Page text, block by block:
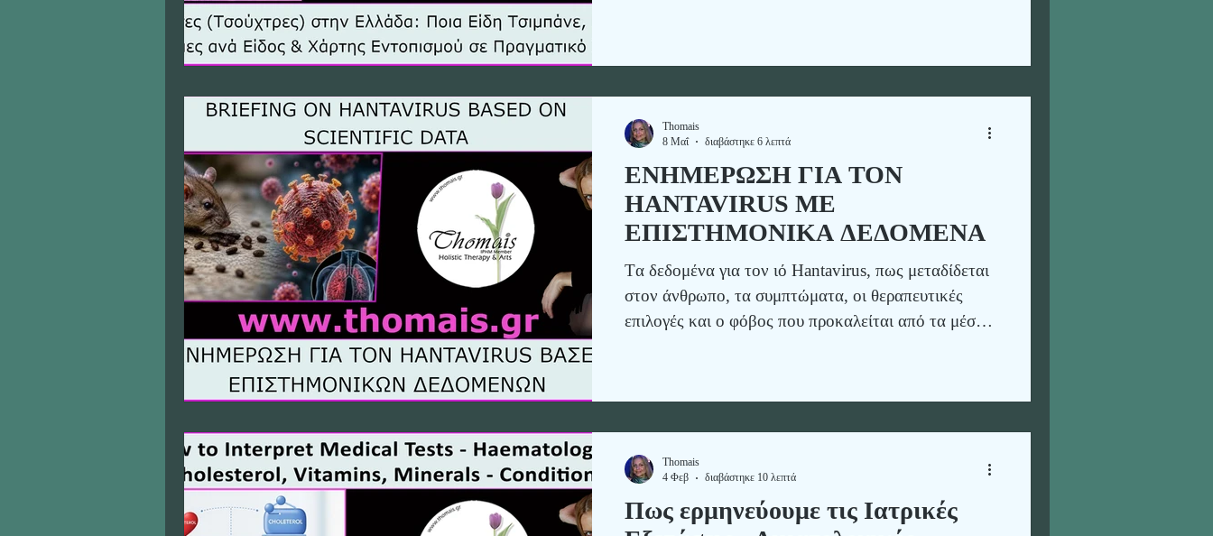
ΕΝΗΜΕΡΩΣΗ ΓΙΑ ΤΟΝ
HANTAVIRUS ΜΕ
ΕΠΙΣΤΗΜΟΝΙΚΑ ΔΕΔΟΜΕΝΑ
Tα δεδομένα για τον ιό Hantavirus, πως μεταδίδεται
στον άνθρωπο, τα συμπτώματα, οι θεραπευτικές
επιλογές και ο φόβος που προκαλείται από τα μέσα
Thomais
8 Μαΐ
διαβάστηκε 6 λεπτά
Πως ερμηνεύουμε τις Ιατρικές
Thomais
4 Φεβ
διαβάστηκε 10 λεπτά